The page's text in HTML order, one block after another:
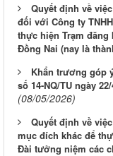
Quyết định về
đối với Công ty
thực hiện Trạm
Đồng Nai (nay là
Khẩn trương góp
số 14-NQ/TU ngày
(08/05/2026)
Quyết định về
mục đích khác để
Đài tưởng niệm các